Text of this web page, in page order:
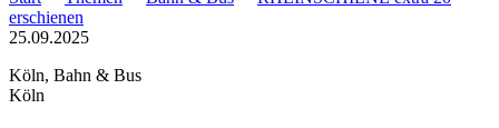
erschienen
25.09.2025
Köln, Bahn & Bus
Köln